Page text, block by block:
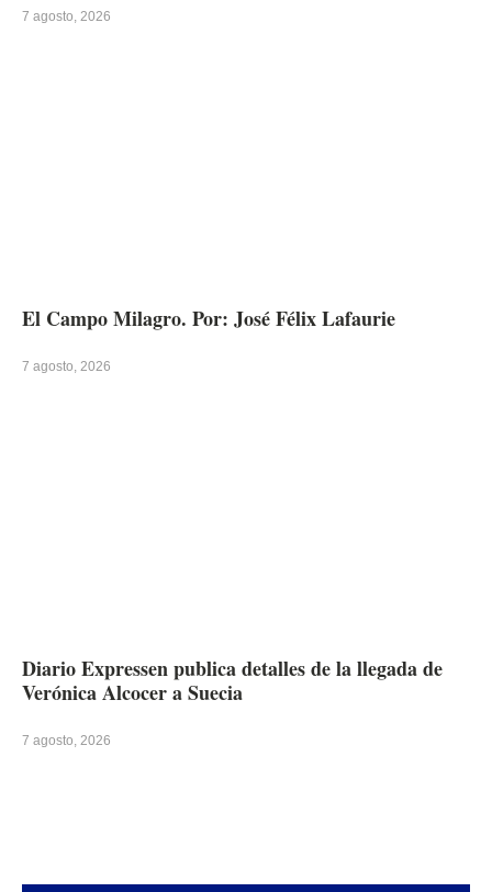
7 agosto, 2026
El Campo Milagro. Por: José Félix Lafaurie
7 agosto, 2026
Diario Expressen publica detalles de la llegada de
Verónica Alcocer a Suecia
7 agosto, 2026